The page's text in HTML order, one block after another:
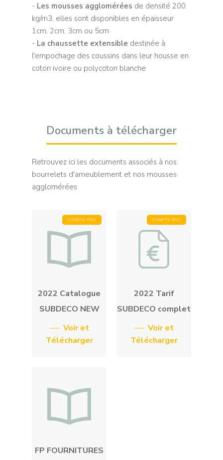
- Les mousses agglomérées de densité 200
kg/m3, elles sont disponibles en épaisseur
1cm, 2cm, 3cm ou 5cm
- La chaussette extensible destinée à
l'empochage des coussins dans leur housse en
coton ivoire ou polycoton blanche
Documents à télécharger
Retrouvez ici les documents associés à nos
bourrelets d'ameublement et nos mousses
agglomérées
COMPTE PRO
2022 Catalogue
SUBDECO NEW
Voir et
Télécharger
COMPTE PRO
2022 Tarif
SUBDECO complet
Voir et
Télécharger
FP FOURNITURES